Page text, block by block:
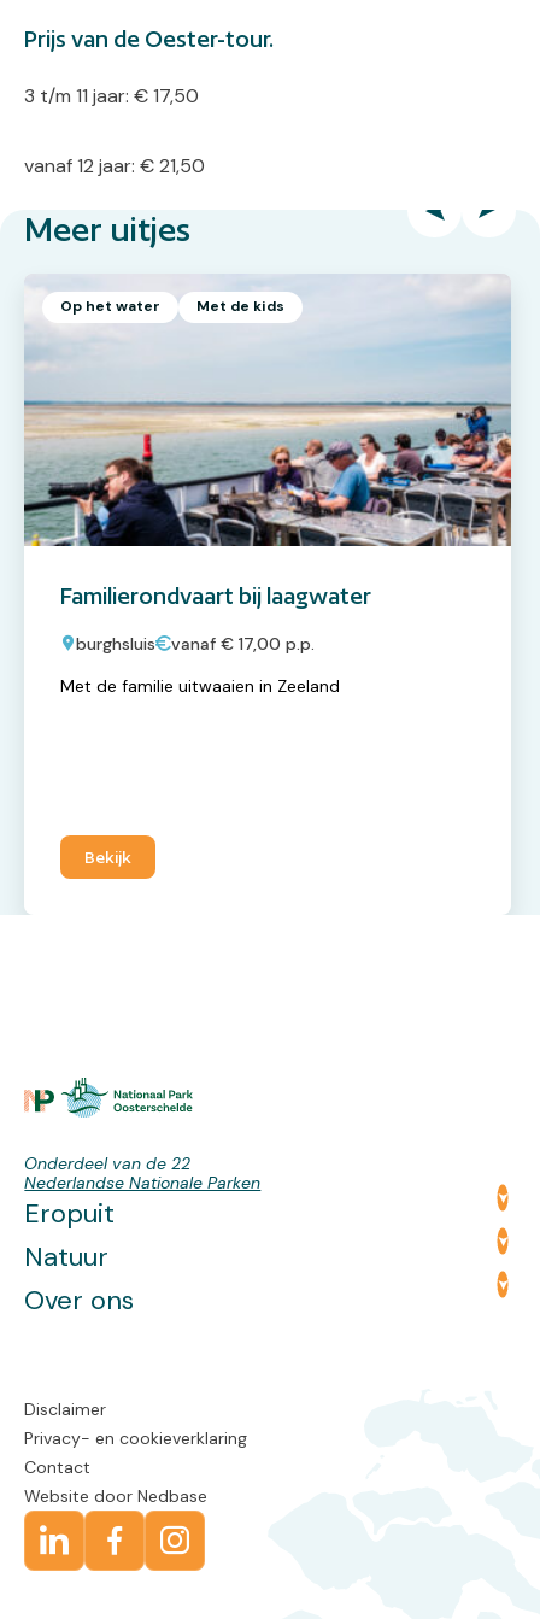
Prijs van de Oester-tour.
3 t/m 11 jaar: € 17,50
vanaf 12 jaar: € 21,50
Meer uitjes
Op het water Met de kids
Familierondvaart bij laagwater
burghsluis
vanaf € 17,00 p.p.
Met de familie uitwaaien in Zeeland
Bekijk
Onderdeel van de 22
Nederlandse Nationale Parken
Eropuit
Natuur
Over ons
Disclaimer
Privacy- en cookieverklaring
Contact
Website doorNedbase